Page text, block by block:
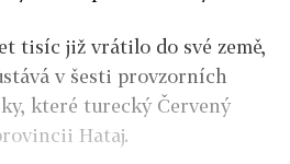
tisíc již vrátilo do své země,
v šesti provzorních
které turecký Červený
Hataj.